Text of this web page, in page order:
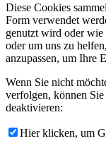
Diese Cookies
Form verwendet
genutzt wird oder
oder um uns zu
anzupassen, um Ihre
Wenn Sie nicht
verfolgen, können
deaktivieren:
Hier klicken, um